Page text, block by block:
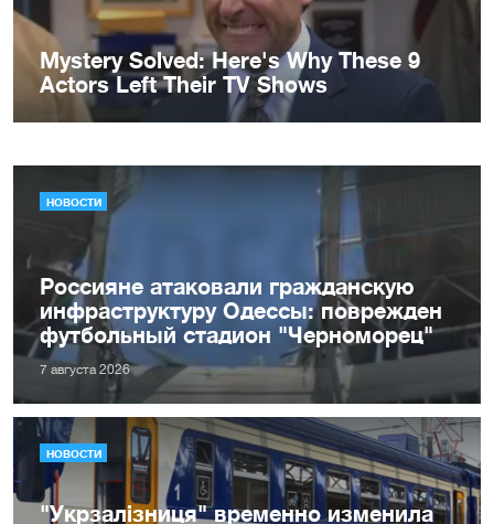
НОВОСТИ
Россияне атаковали гражданскую
инфраструктуру Одессы: поврежден
футбольный стадион "Черноморец"
7 августа 2026
НОВОСТИ
"Укрзалізниця" временно изменила